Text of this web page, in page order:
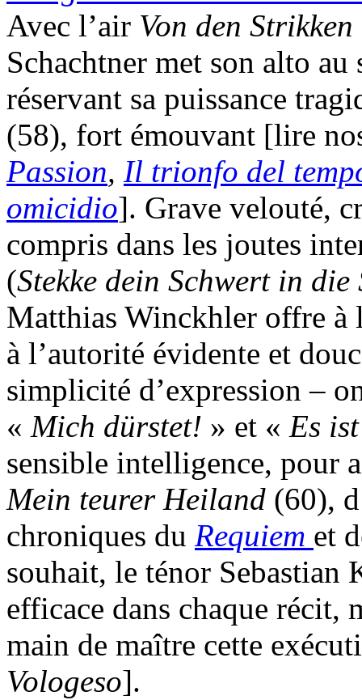
Avec l’air Von den
Schachtner met son alto
réservant sa puissance
(58), fort émouvant [lire
Passion, Il trionfo del
omicidio]. Grave velouté,
compris dans les joutes
(Stekke dein Schwert in
Matthias Winckhler offre à
à l’autorité évidente et
simplicité d’expression –
« Mich dürstet! » et « Es
sensible intelligence, pour
Mein teurer Heiland (60),
chroniques du Requiem et
souhait, le ténor
efficace dans chaque récit,
main de maître cette
Vologeso].